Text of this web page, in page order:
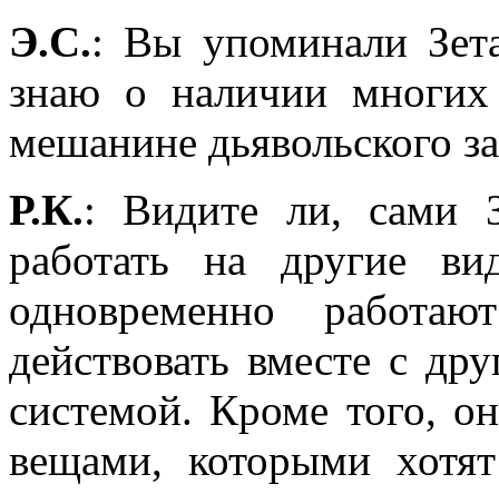
Э.С.: Вы упоминали
знаю о наличии
мешанине дьявольского
Р.К.: Видите ли, сами
работать на другие
одновременно
действовать вместе с
системой. Кроме того,
вещами, которыми